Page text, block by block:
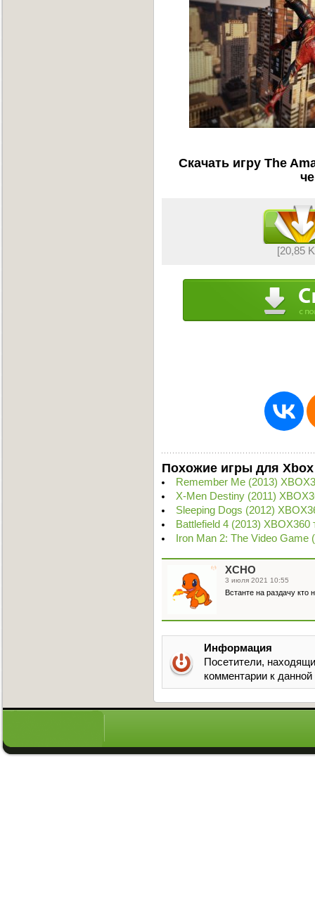
Скачать игру The
[20,85
Похожие игры для Xbox
Remember Me (2013)
X-Men Destiny (2011)
Sleeping Dogs (2012)
Battlefield 4 (2013) XBOX360
Iron Man 2: The Video Game
XCHO
3 июля 2021 10:55
Встанте на раздачу кто
Информация
Посетители,
комментарии к